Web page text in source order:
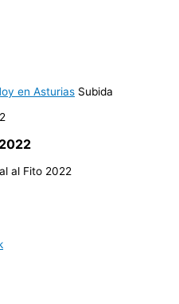
en Asturias Subida
al Fito 2022